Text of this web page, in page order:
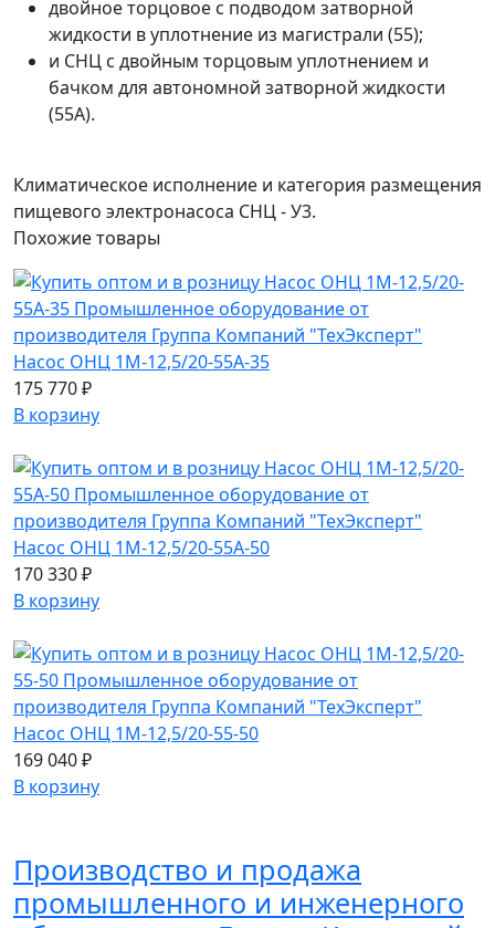
двойное торцовое с подводом затворной
жидкости в уплотнение из магистрали (55);
и СНЦ с двойным торцовым уплотнением и
бачком для автономной затворной жидкости
(55А).
Климатическое исполнение и категория размещения
пищевого электронасоса СНЦ - У3.
Похожиетовары
Насос ОНЦ 1М-12,5/20-55А-35
175 770 ₽
В корзину
Насос ОНЦ 1М-12,5/20-55А-50
170 330 ₽
В корзину
Насос ОНЦ 1М-12,5/20-55-50
169 040 ₽
В корзину
Производство и продажа
промышленного и инженерного